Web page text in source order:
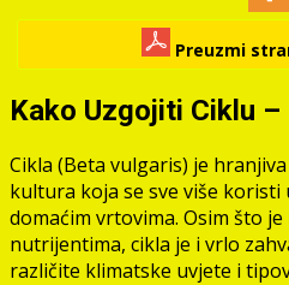
Preuzmi
Kako Uzgojiti Ciklu
Cikla (Beta vulgaris) je
kultura koja se sve više
domaćim vrtovima. Osim što
nutrijentima, cikla je i vrlo
različite klimatske uvjete i